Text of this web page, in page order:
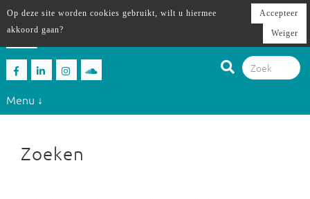
Menu ↓
Zoeken
Op deze site worden cookies gebruikt, wilt u hiermee
akkoord gaan?
Accepteer
Weiger